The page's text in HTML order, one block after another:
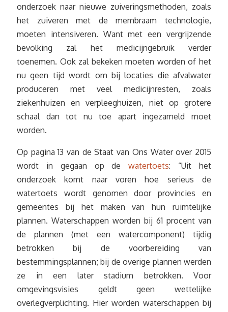
onderzoek naar nieuwe zuiveringsmethoden, zoals
het zuiveren met de membraam technologie,
moeten intensiveren. Want met een vergrijzende
bevolking zal het medicijngebruik verder
toenemen. Ook zal bekeken moeten worden of het
nu geen tijd wordt om bij locaties die afvalwater
produceren met veel medicijnresten, zoals
ziekenhuizen en verpleeghuizen, niet op grotere
schaal dan tot nu toe apart ingezameld moet
worden.
Op pagina 13 van de Staat van Ons Water over 2015
wordt in gegaan op dewatertoets: “Uit het
onderzoek komt naar voren hoe serieus de
watertoets wordt genomen door provincies en
gemeentes bij het maken van hun ruimtelijke
plannen. Waterschappen worden bij 61 procent van
de plannen (met een watercomponent) tijdig
betrokken bij de voorbereiding van
bestemmingsplannen; bij de overige plannen werden
ze in een later stadium betrokken. Voor
omgevingsvisies geldt geen wettelijke
overlegverplichting. Hier worden waterschappen bij